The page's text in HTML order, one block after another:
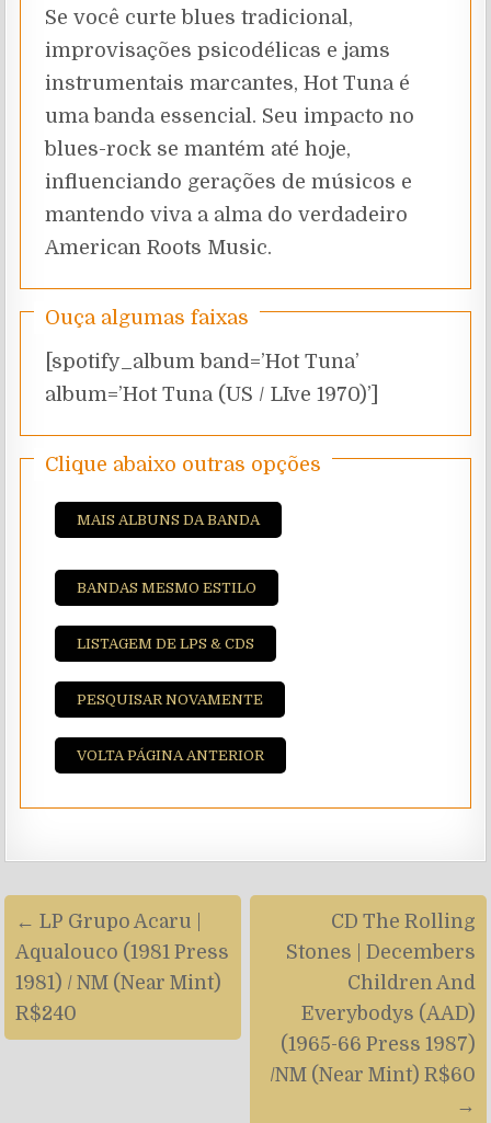
Se você curte blues tradicional,
improvisações psicodélicas e jams
instrumentais marcantes, Hot Tuna é
uma banda essencial. Seu impacto no
blues-rock se mantém até hoje,
influenciando gerações de músicos e
mantendo viva a alma do verdadeiro
American Roots Music.
Ouça algumas faixas
[spotify_album band=’Hot Tuna’
album=’Hot Tuna (US / LIve 1970)’]
Clique abaixo outras opções
MAIS ALBUNS DA BANDA
BANDAS MESMO ESTILO
LISTAGEM DE LPS & CDS
PESQUISAR NOVAMENTE
VOLTA PÁGINA ANTERIOR
Navegação
de
artigos
CD The Rolling
Stones | Decembers
Children And
Everybodys (AAD)
(1965-66 Press 1987)
/NM (Near Mint) R$60
→
← LP Grupo Acaru |
Aqualouco (1981 Press
1981) / NM (Near Mint)
R$240